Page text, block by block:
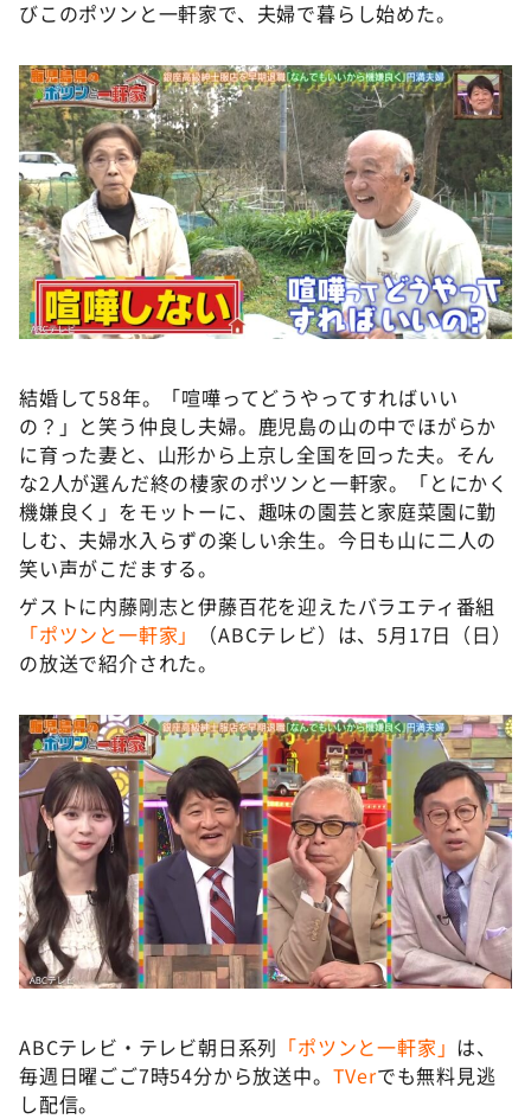
びこのポツンと一軒家で、夫婦で暮らし始めた。
結婚して58年。「喧嘩ってどうやってすればいい
の？」と笑う仲良し夫婦。鹿児島の山の中でほがらか
に育った妻と、山形から上京し全国を回った夫。そん
な2人が選んだ終の棲家のポツンと一軒家。「とにかく
機嫌良く」をモットーに、趣味の園芸と家庭菜園に勤
しむ、夫婦水入らずの楽しい余生。今日も山に二人の
笑い声がこだまする。
ゲストに内藤剛志と伊藤百花を迎えたバラエティ番組
「ポツンと一軒家」
（ABCテレビ）は、5月17日（日）
の放送で紹介された。
ABCテレビ・テレビ朝日系列 「ポツンと一軒家」 は、
毎週日曜ごご7時54分から放送中。 TVerでも無料見逃
し配信。